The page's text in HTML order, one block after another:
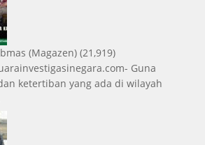
(Magazen) (21,919)
Guna
ketertiban yang ada di wilayah